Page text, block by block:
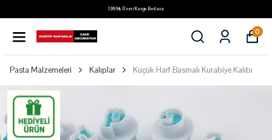
1.999₺ Üzeri Kargo Bedava
0
Pasta Malzemeleri Kalıplar Küçük Harf Basmalı Kurabiye Kalıbı